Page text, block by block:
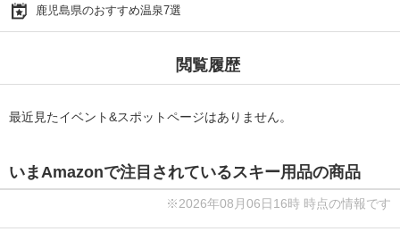
鹿児島県のおすすめ温泉7選
閲覧履歴
最近見たイベント&スポットページはありません。
いまAmazonで注目されているスキー用品の商品
※2026年08月06日16時 時点の情報です